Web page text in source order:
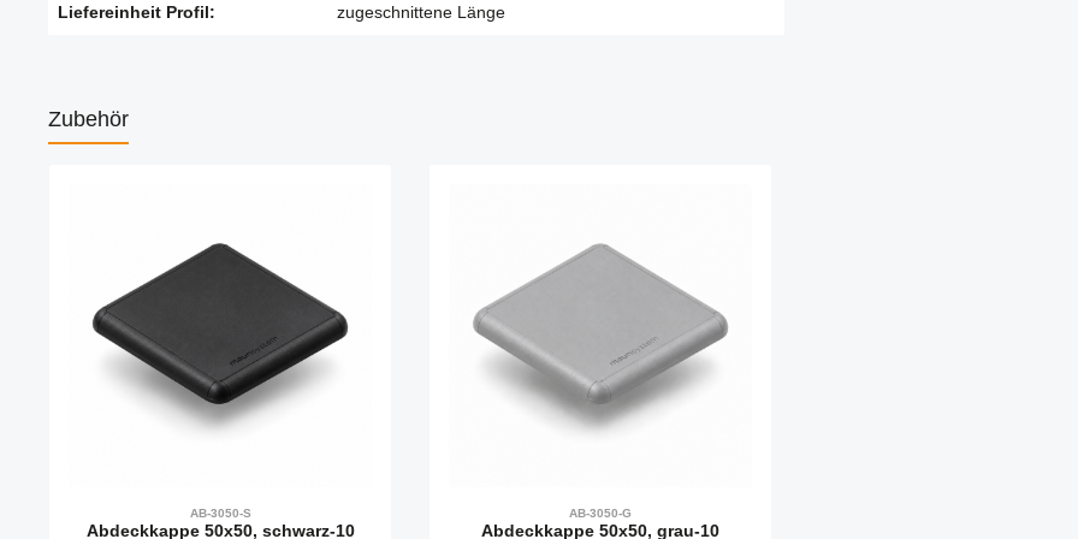
Liefereinheit Profil: zugeschnittene Länge
Zubehör
AB-3050-S
Abdeckkappe 50x50, schwarz-10
AB-3050-G
Abdeckkappe 50x50, grau-10